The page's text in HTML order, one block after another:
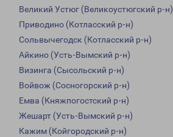
Великий Устюг (Великоустюгский р-н)
Приводино (Котласский р-н)
Сольвычегодск (Котласский р-н)
Айкино (Усть-Вымский р-н)
Визинга (Сысольский р-н)
Войвож (Сосногорский р-н)
Емва (Княжпогостский р-н)
Жешарт (Усть-Вымский р-н)
Кажим (Койгородский р-н)